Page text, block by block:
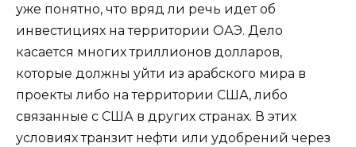
уже понятно, что вряд ли речь идет об
инвестициях на территории ОАЭ. Дело
касается многих триллионов долларов,
которые должны уйти из арабского мира в
проекты либо на территории США, либо
связанные с США в других странах. В этих
условиях транзит нефти или удобрений через